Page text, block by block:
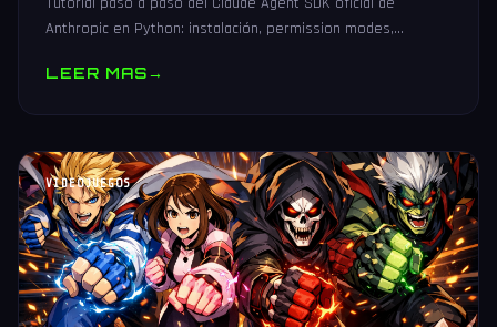
Anthropic en Python: instalación, permission modes,
producción.
LEER MAS→
VIDEOJUEGOS